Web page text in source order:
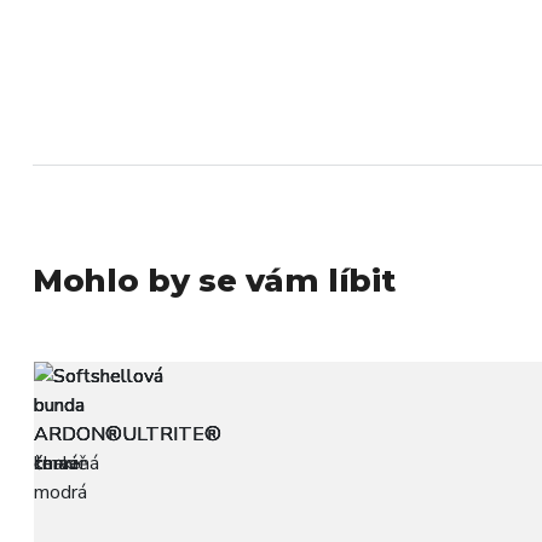
Mohlo by se vám líbit